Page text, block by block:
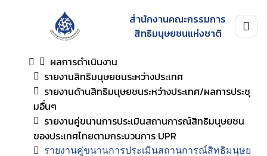
สำนักงานคณะกรรมการ
สิทธิมนุษยชนแห่งชาติ
ผลการดำเนินงาน
รายงานสิทธิมนุษยชนระหว่างประเทศ
รายงานด้านสิทธิมนุษยชนระหว่างประเทศ/ผลการประชุ
มอื่นๆ
รายงานคู่ขนานการประเมินสถานการณ์สิทธิมนุษยชน
ของประเทศไทยตามกระบวนการ UPR
รายงานคู่ขนานการประเมินสถานการณ์สิทธิมนุษย